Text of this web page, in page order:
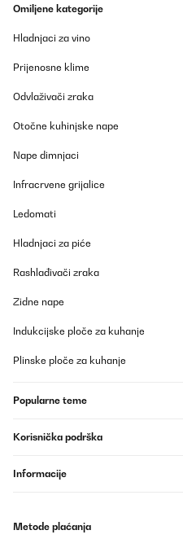
Omiljene kategorije
Hladnjaci za vino
Prijenosne klime
Odvlaživači zraka
Otočne kuhinjske nape
Nape dimnjaci
Infracrvene grijalice
Ledomati
Hladnjaci za piće
Rashlađivači zraka
Zidne nape
Indukcijske ploče za kuhanje
Plinske ploče za kuhanje
Popularne teme
Korisnička podrška
Informacije
Metode plaćanja